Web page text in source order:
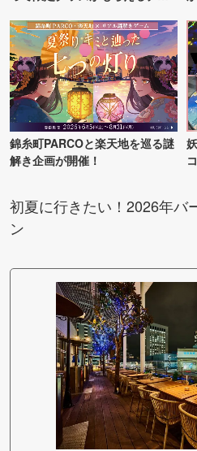
錦糸町PARCOと楽天地を巡る謎
解き企画が開催！
初夏に行きたい！2026年バ
ン